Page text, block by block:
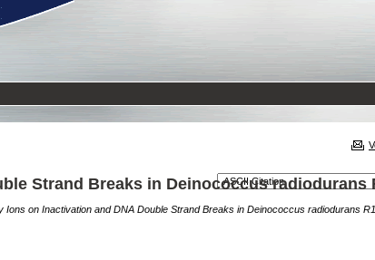
Strand Breaks in Deinococcus radiodurans
Ions on Inactivation and DNA Double Strand Breaks in Deinococcus radiodurans R1.